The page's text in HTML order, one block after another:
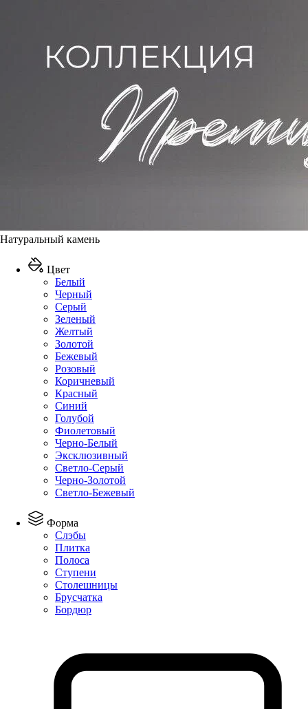
Натуральный камень
Цвет
Белый
Черный
Серый
Зеленый
Желтый
Золотой
Бежевый
Розовый
Коричневый
Красный
Синий
Голубой
Фиолетовый
Черно-Белый
Эксклюзивный
Светло-Серый
Черно-Золотой
Светло-Бежевый
Форма
Слэбы
Плитка
Полоса
Ступени
Столешницы
Брусчатка
Бордюр